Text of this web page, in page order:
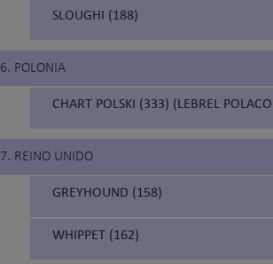
SLOUGHI (188)
6. POLONIA
CHART POLSKI (333) (LEBREL
7. REINO UNIDO
GREYHOUND (158)
WHIPPET (162)